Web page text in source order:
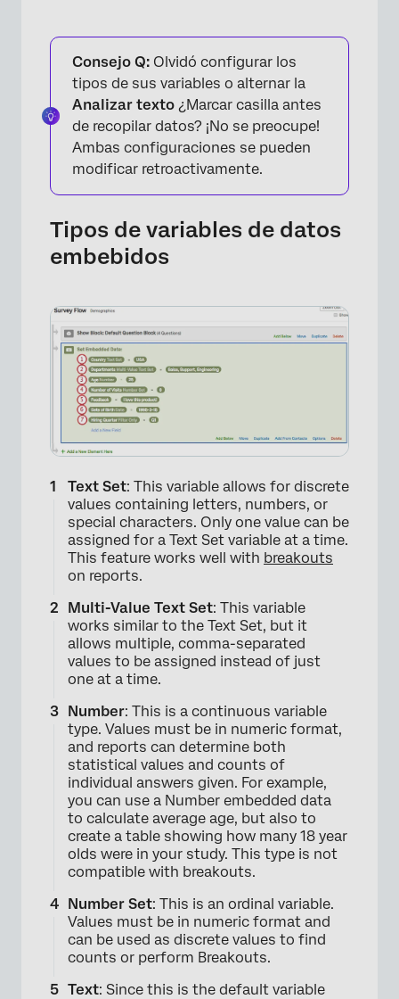
×
Consejo Q: Olvidó configurar los
tipos de sus variables o alternar la
Analizar texto ¿Marcar casilla antes
de recopilar datos? ¡No se preocupe!
Ambas configuraciones se pueden
modificar retroactivamente.
Tipos de variables de datos
embebidos
Text Set: This variable allows for discrete
values containing letters, numbers, or
special characters. Only one value can be
assigned for a Text Set variable at a time.
This feature works well with breakouts
on reports.
Multi-Value Text Set: This variable
works similar to the Text Set, but it
allows multiple, comma-separated
values to be assigned instead of just
one at a time.
Number: This is a continuous variable
type. Values must be in numeric format,
and reports can determine both
statistical values and counts of
individual answers given. For example,
you can use a Number embedded data
to calculate average age, but also to
create a table showing how many 18 year
olds were in your study. This type is not
compatible with breakouts.
Number Set: This is an ordinal variable.
Values must be in numeric format and
can be used as discrete values to find
counts or perform Breakouts.
Text: Since this is the default variable